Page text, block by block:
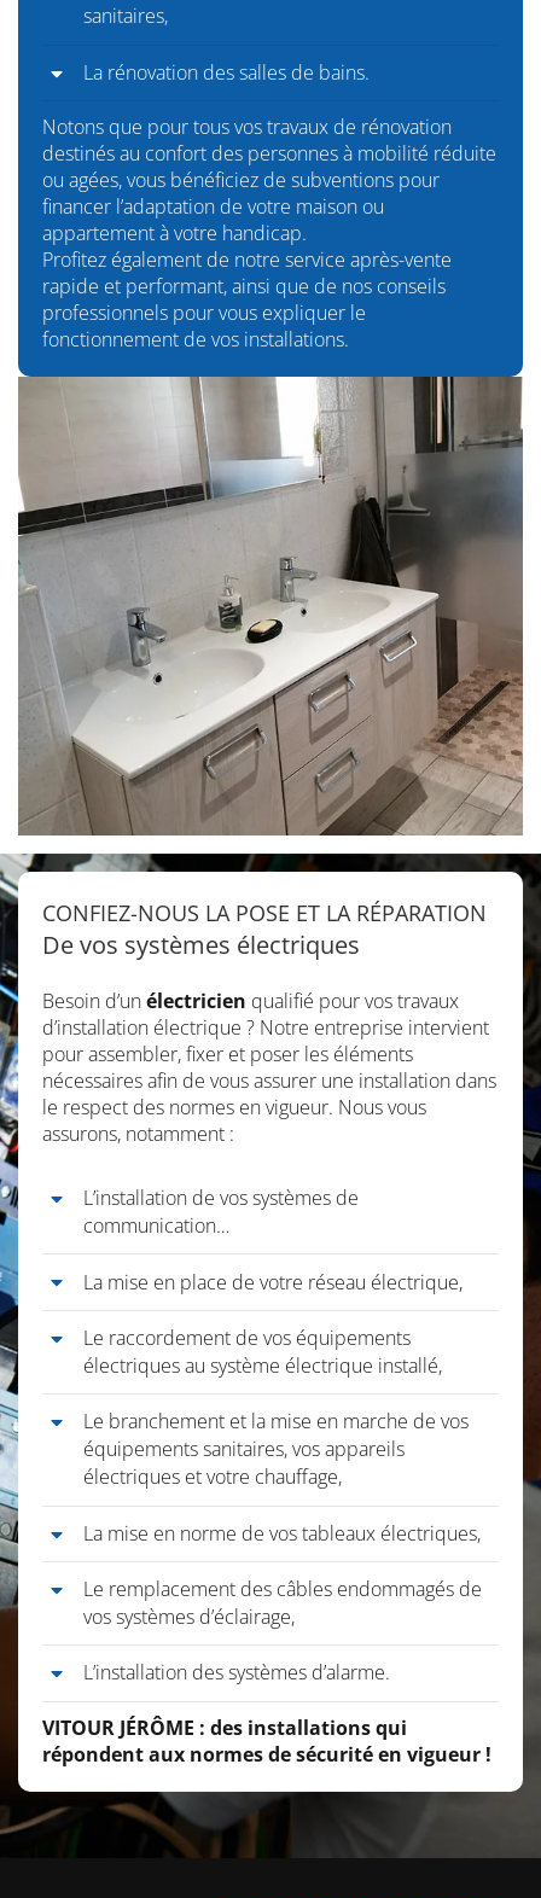
sanitaires,
La rénovation des salles de bains.
Notons que pour tous vos travaux de rénovation
destinés au confort des personnes à mobilité réduite
ou agées, vous bénéficiez de subventions pour
financer l’adaptation de votre maison ou
appartement à votre handicap.
Profitez également de notre service après-vente
rapide et performant, ainsi que de nos conseils
professionnels pour vous expliquer le
fonctionnement de vos installations.
CONFIEZ-NOUS LA POSE ET LA RÉPARATION
De vos systèmes électriques
Besoin d’unélectricien qualifié pour vos travaux
d’installation électrique ? Notre entreprise intervient
pour assembler, fixer et poser les éléments
nécessaires afin de vous assurer une installation dans
le respect des normes en vigueur. Nous vous
assurons, notamment :
L’installation de vos systèmes de
communication…
La mise en place de votre réseau électrique,
Le raccordement de vos équipements
électriques au système électrique installé,
Le branchement et la mise en marche de vos
équipements sanitaires, vos appareils
électriques et votre chauffage,
La mise en norme de vos tableaux électriques,
Le remplacement des câbles endommagés de
vos systèmes d’éclairage,
L’installation des systèmes d’alarme.
VITOUR JÉRÔME : des installations qui
répondent aux normes de sécurité en vigueur !